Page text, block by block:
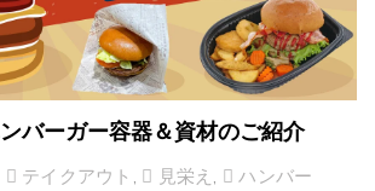
バーガー容器＆資材のご紹介
テイクアウト , 見栄え ,
ハンバー